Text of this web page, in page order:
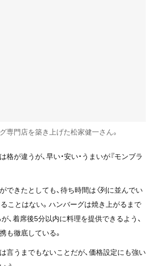
専門店を築き上げた松家健一さん。
が違うが、早い・安い・うまいが『モンブラ
できたとしても、待ち時間は〈列に並んでい
ことはない。ハンバーグは焼き上がるまで
、着席後5分以内に料理を提供できるよう、
も徹底している。
言うまでもないことだが、価格設定にも強い